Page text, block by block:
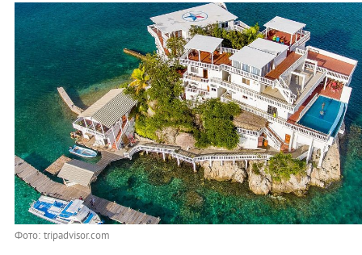
Фото: tripadvisor.com